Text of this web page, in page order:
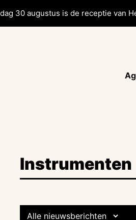
30 augustus is de receptie van
Instrumenten